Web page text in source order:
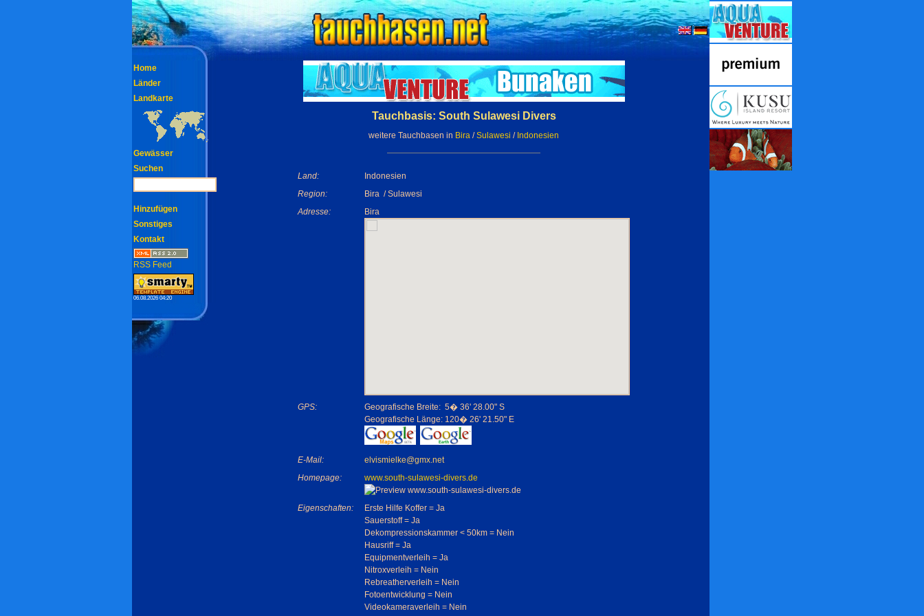
Tauchbasis: South Sulawesi Divers
weitere Tauchbasen in Bira /Sulawesi / Indonesien
Land:
Indonesien
Region:
Bira / Sulawesi
Adresse:
Bira
GPS:
Geografische Breite:
Geografische Länge:
5� 36' 28.00" S
120� 26' 21.50" E
E-Mail:
elvismielke@gmx.net
Homepage:
www.south-sulawesi-divers.de
Eigenschaften:
Erste Hilfe Koffer = Ja
Sauerstoff = Ja
Dekompressionskammer < 50km = Nein
Hausriff = Ja
Equipmentverleih = Ja
Nitroxverleih = Nein
Rebreatherverleih = Nein
Fotoentwicklung = Nein
Videokameraverleih = Nein
Home
Länder
Landkarte
Gewässer
Suchen
Hinzufügen
Sonstiges
Kontakt
RSS Feed
06.08.2026 04:20